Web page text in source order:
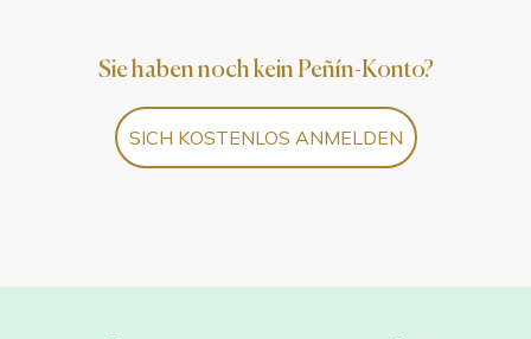
Sie haben noch kein Peñín-Konto?
SICH KOSTENLOS ANMELDEN